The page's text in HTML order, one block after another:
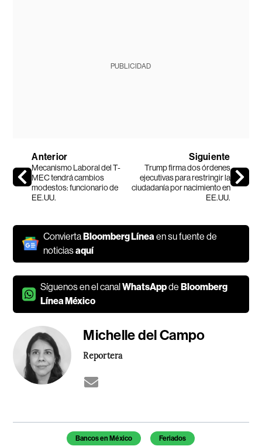
PUBLICIDAD
Anterior
Mecanismo Laboral del T-
MEC tendrá cambios
modestos: funcionario de
EE.UU.
Siguiente
Trump firma dos órdenes
ejecutivas para restringir la
ciudadanía por nacimiento en
EE.UU.
ConviertaBloomberg Línea en su fuente de
noticiasaquí
Síguenos en el canalWhatsAppdeBloomberg
Línea México
Michelle del Campo
Reportera
Temas de este artículo
Bancos en México Feriados